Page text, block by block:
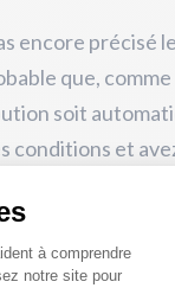
encore précisé
que,
soit
conditions et
attentif aux